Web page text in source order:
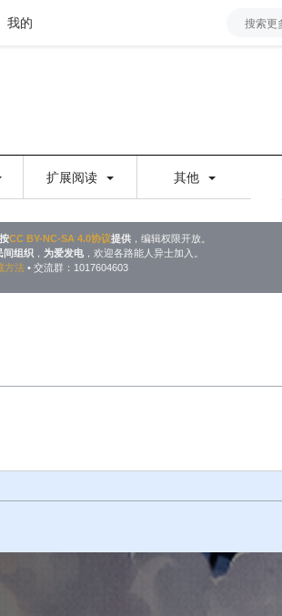
我的
扩展阅读 其他
CC BY-NC-SA 4.0协议提供 ，编辑权限开放。
间组织， 为爱发电，欢迎各路能人异士加入。
方法 • 交流群：1017604603